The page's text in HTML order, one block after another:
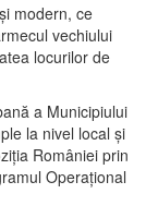
modern, ce
vechiului
locurilor de
a Municipiului
la nivel local şi
României prin
Operațional